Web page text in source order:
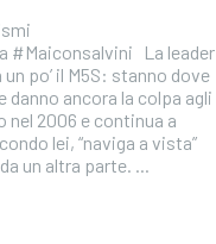
#Maiconsalvini La leader
po’ il M5S: stanno dove
danno ancora la colpa agli
nel 2006 e continua a
lei, “naviga a vista”
un altra parte. ...